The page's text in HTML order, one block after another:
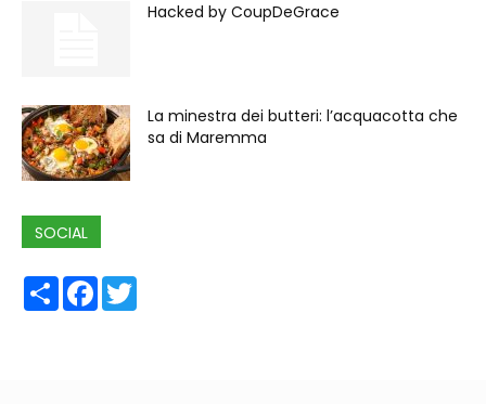
Hacked by CoupDeGrace
La minestra dei butteri: l’acquacotta che
sa di Maremma
SOCIAL
ShareFacebook